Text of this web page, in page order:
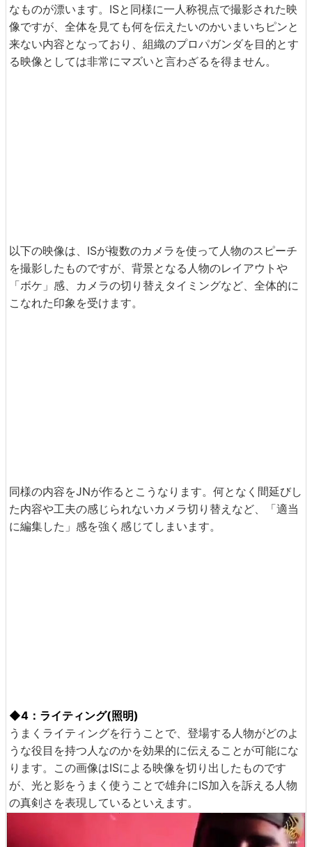
なものが漂います。ISと同様に一人称視点で撮影された映
像ですが、全体を見ても何を伝えたいのかいまいちピンと
来ない内容となっており、組織のプロパガンダを目的とす
る映像としては非常にマズいと言わざるを得ません。
以下の映像は、ISが複数のカメラを使って人物のスピーチ
を撮影したものですが、背景となる人物のレイアウトや
「ボケ」感、カメラの切り替えタイミングなど、全体的に
こなれた印象を受けます。
同様の内容をJNが作るとこうなります。何となく間延びし
た内容や工夫の感じられないカメラ切り替えなど、「適当
に編集した」感を強く感じてしまいます。
◆4：ライティング(照明)
うまくライティングを行うことで、登場する人物がどのよ
うな役目を持つ人なのかを効果的に伝えることが可能にな
ります。この画像はISによる映像を切り出したものです
が、光と影をうまく使うことで雄弁にIS加入を訴える人物
の真剣さを表現しているといえます。